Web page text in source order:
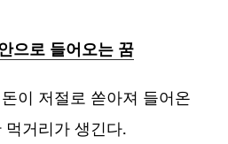
으로 들어오는 꿈
이 저절로 쏟아져 들어온
거리가 생긴다.